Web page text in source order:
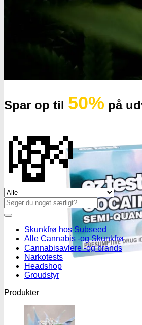
Spar op til 50% på
💸
Se alle tilbud her
Søg
efter:
Skunkfrø hos Subseed
Alle Cannabis -og Skunkfrø
Cannabisavlere -og brands
Narkotests
Headshop
Groudstyr
Produkter